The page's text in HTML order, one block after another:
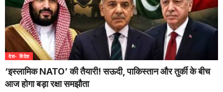
देश- विदेश
‘इस्लामिक NATO’ की तैयारी! सऊदी, पाकिस्तान और तुर्की के बीच
आज होगा बड़ा रक्षा समझौता